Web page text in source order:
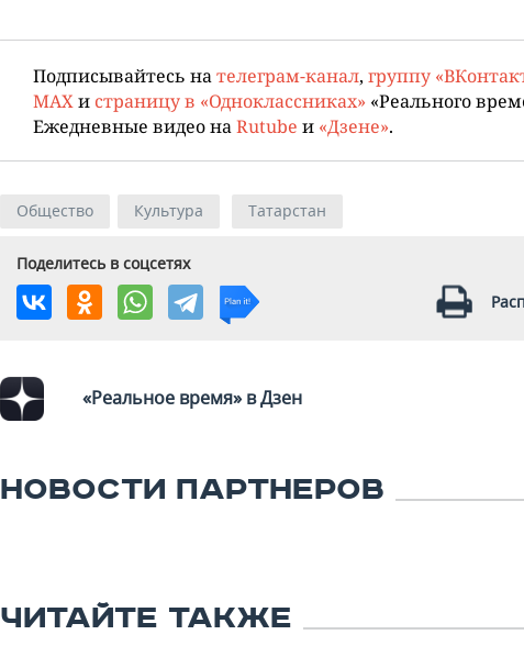
Подписывайтесь нателеграм-канал, группу
MAXи страницу в «Одноклассниках» «Реального
Ежедневные видео наRutube и «Дзене».
Общество Культура Татарстан
Поделитесь в соцсетях
«Реальное время» в Дзен
НОВОСТИ ПАРТНЕРОВ
ЧИТАЙТЕ ТАКЖЕ